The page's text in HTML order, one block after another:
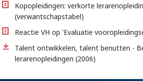
Kopopleidingen: verkorte
(verwantschapstabel)
Reactie VH op 'Evaluatie
Talent ontwikkelen, talent benutten -
lerarenopleidingen (2006)